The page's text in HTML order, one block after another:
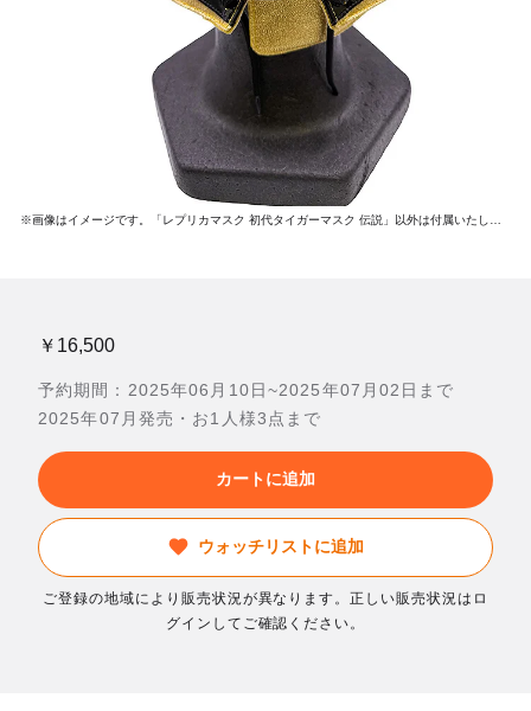
￥16,500
予約期間：2025年06月10日~2025年07月02日まで
2025年07月発売・お1人様3点まで
カートに追加
ウォッチリストに追加
ご登録の地域により販売状況が異なります。正しい販売状況はロ
グインしてご確認ください。